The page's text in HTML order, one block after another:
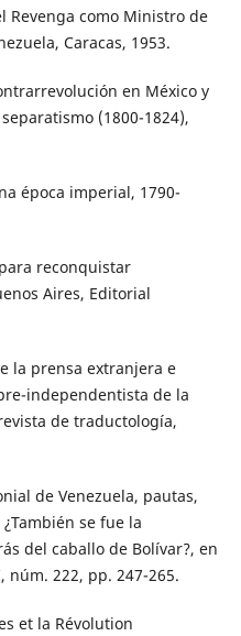
Revenga como Ministro de
Caracas, 1953.
en México y
(1800-1824),
época imperial, 1790-
para reconquistar
Aires, Editorial
la prensa extranjera e
independentista de la
de traductología,
de Venezuela, pautas,
se fue la
del caballo de Bolívar?, en
núm. 222, pp. 247-265.
et la Révolution